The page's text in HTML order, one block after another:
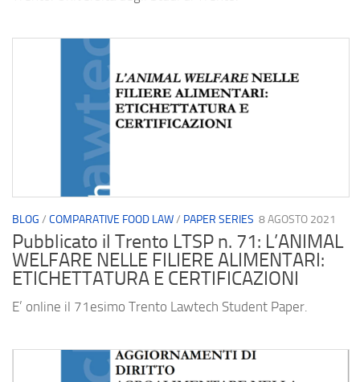
BLOG / COMPARATIVE FOOD LAW/ PAPER SERIES 8 AGOSTO 2021
Pubblicato il Trento LTSP n. 71: L’ANIMAL
WELFARE NELLE FILIERE ALIMENTARI:
ETICHETTATURA E CERTIFICAZIONI
E’ online il 71esimo Trento Lawtech Student Paper.